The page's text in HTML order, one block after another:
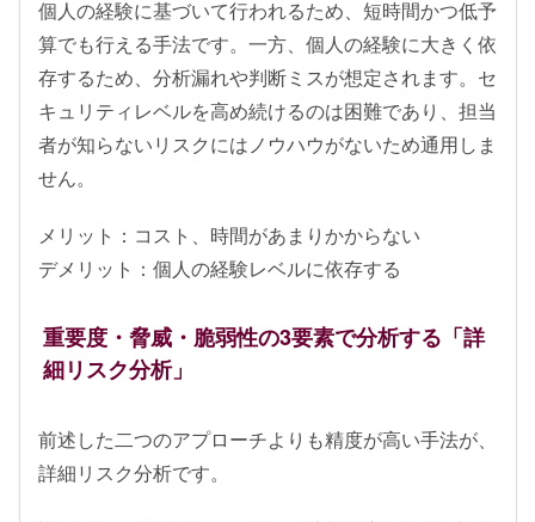
個人の経験に基づいて行われるため、短時間かつ低予
算でも行える手法です。一方、個人の経験に大きく依
存するため、分析漏れや判断ミスが想定されます。セ
キュリティレベルを高め続けるのは困難であり、担当
者が知らないリスクにはノウハウがないため通用しま
せん。
メリット：コスト、時間があまりかからない
デメリット：個人の経験レベルに依存する
重要度・脅威・脆弱性の3要素で分析する「詳
細リスク分析」
前述した二つのアプローチよりも精度が高い手法が、
詳細リスク分析です。